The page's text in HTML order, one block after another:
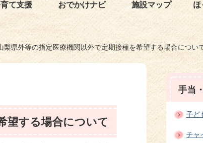
て支援 おでかけナビ 施設マップ ほ
梨県外等の指定医療機関以外で定期接種を希望する場合につい
望する場合について
手当
子ど
チャ